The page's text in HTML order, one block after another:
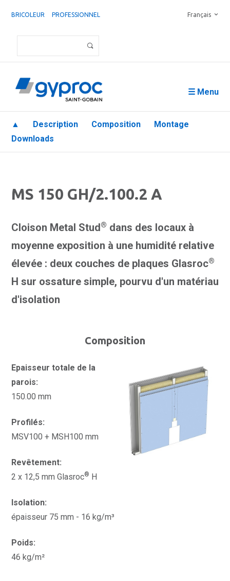
BRICOLEUR PROFESSIONNEL Français
☰ Menu
▲ Description Composition
Montage
Downloads
MS 150 GH/2.100.2 A
Cloison Metal Stud® dans des locaux à
moyenne exposition à une humidité relative
élevée : deux couches de plaques Glasroc®
H sur ossature simple, pourvu d'un matériau
d'isolation
Composition
Epaisseur totale de la
parois:
150.00 mm
Profilés:
MSV100 + MSH100 mm
Revêtement:
2 x 12,5 mm Glasroc® H
Isolation:
épaisseur 75 mm - 16 kg/m³
Poids:
46 kg/m²